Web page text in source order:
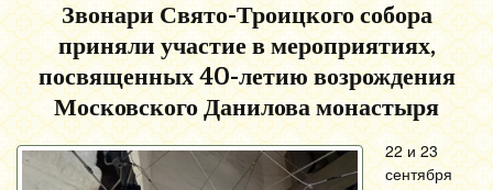
Звонари Свято-Троицкого собора
приняли участие в мероприятиях,
посвященных 40-летию возрождения
Московского Данилова монастыря
22 и 23
сентября